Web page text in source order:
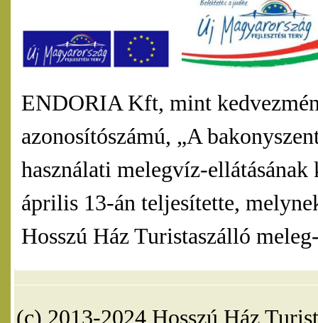
ENDORIA Kft, mint
azonosítószámú, „A
használati melegvíz-
április 13-án teljesítette,
Hosszú Ház Turistaszálló
(c) 2013-2024 Hosszú Ház